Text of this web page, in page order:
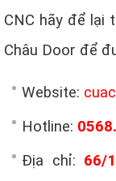
CNC hãy để lại
Châu Door để
Website:
Hotline:
Địa chỉ: 66/